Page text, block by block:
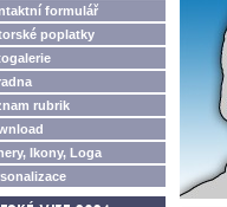
formulář
poplatky
rubrik
Ikony, Loga